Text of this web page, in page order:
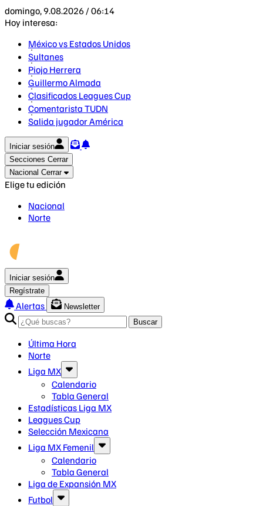
domingo, 9.08.2026 / 06:14
Hoy interesa:
México vs Estados Unidos
Sultanes
Piojo Herrera
Guillermo Almada
Clasificados Leagues Cup
Comentarista TUDN
Salida jugador América
Iniciar sesión
Secciones Cerrar
Nacional Cerrar
Elige tu edición
Nacional
Norte
Iniciar sesión
Regístrate
Alertas
Newsletter
Buscar
Última Hora
Norte
Liga MX
Calendario
Tabla General
Estadísticas Liga MX
Leagues Cup
Selección Mexicana
Liga MX Femenil
Calendario
Tabla General
Liga de Expansión MX
Futbol